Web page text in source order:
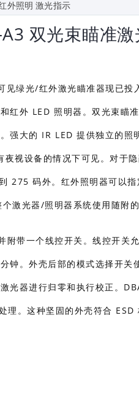
双光束瞄准
见绿光/红外激光瞄准器现已投
红外 LED 照明器。双光束瞄
强大的 IR LED 提供独立的
视设备的情况下可见。对于
275 码外。红外照明器可以
激光器/照明器系统使用随附
带一个线控开关。线控开关
钟。外壳后部的模式选择开
光器进行归零和执行校正。
理。这种坚固的外壳符合